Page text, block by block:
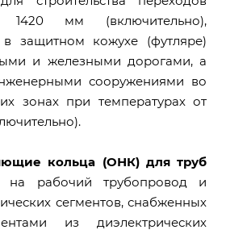
мм (включительно),
защитном кожухе (футляре)
и железными дорогами, а
сооружениями во
зонах при температурах от
кольца (ОНК) для труб
на рабочий трубопровод и
сегментов, снабженных
из диэлектрических